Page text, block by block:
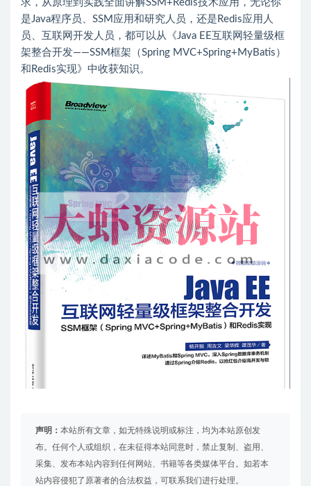
求，从原理到实践全面讲解SSM+Redis技术应用，无论你
是Java程序员、SSM应用和研究人员，还是Redis应用人
员、互联网开发人员，都可以从《Java EE互联网轻量级框
架整合开发——SSM框架（Spring MVC+Spring+MyBatis）
和Redis实现》中收获知识。
声明： 本站所有文章，如无特殊说明或标注，均为本站原创发
布。任何个人或组织，在未征得本站同意时，禁止复制、盗用、
采集、发布本站内容到任何网站、书籍等各类媒体平台。如若本
站内容侵犯了原著者的合法权益，可联系我们进行处理。